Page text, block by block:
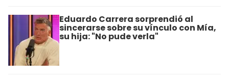
Eduardo Carrera sorprendió al
sincerarse sobre su vínculo con Mía,
su hija: "No pude verla"